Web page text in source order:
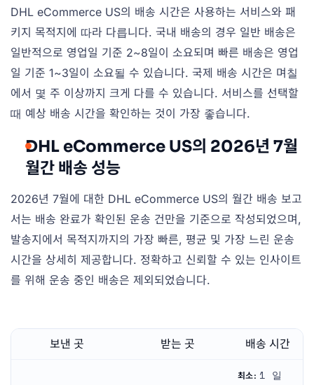
DHL eCommerce US의 배송 시간은 사용하는 서비스와 패
키지 목적지에 따라 다릅니다. 국내 배송의 경우 일반 배송은
일반적으로 영업일 기준 2~8일이 소요되며 빠른 배송은 영업
일 기준 1~3일이 소요될 수 있습니다. 국제 배송 시간은 며칠
에서 몇 주 이상까지 크게 다를 수 있습니다. 서비스를 선택할
때 예상 배송 시간을 확인하는 것이 가장 좋습니다.
DHL eCommerce US의 2026년 7월
월간 배송 성능
2026년 7월에 대한 DHL eCommerce US의 월간 배송 보고
서는 배송 완료가 확인된 운송 건만을 기준으로 작성되었으며,
발송지에서 목적지까지의 가장 빠른, 평균 및 가장 느린 운송
시간을 상세히 제공합니다. 정확하고 신뢰할 수 있는 인사이트
를 위해 운송 중인 배송은 제외되었습니다.
보낸 곳 받는 곳 배송 시간
최소: 1 일